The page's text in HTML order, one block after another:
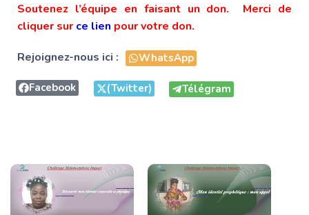
Soutenez l’équipe en faisant un don. Merci de
cliquer sur ce lien pour votre don.
Rejoignez-nous ici : WhatsApp
Facebook (Twitter) Télégram